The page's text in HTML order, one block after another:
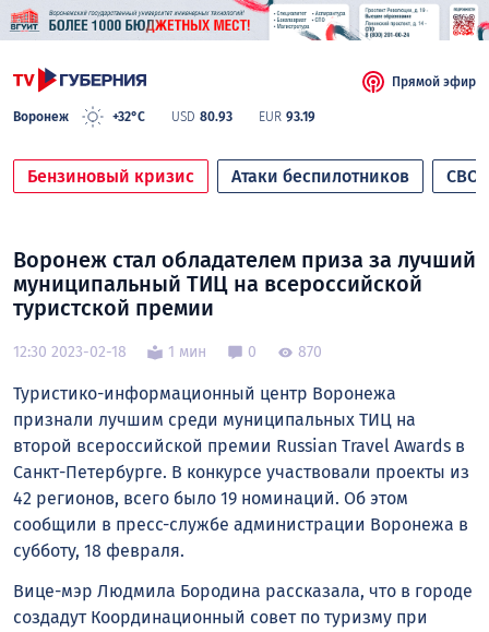
Воронеж +32°C USD 80.93 EUR 93.19
Прямой эфир
Бензиновый кризис Атаки беспилотников СВО
Воронеж стал обладателем приза за лучший
муниципальный ТИЦ на всероссийской
туристской премии
12:30 2023-02-18 1 мин 0 870
Туристико-информационный центр Воронежа
признали лучшим среди муниципальных ТИЦ на
второй всероссийской премии Russian Travel Awards в
Санкт-Петербурге. В конкурсе участвовали проекты из
42 регионов, всего было 19 номинаций. Об этом
сообщили в пресс-службе администрации Воронежа в
субботу, 18 февраля.
Вице-мэр Людмила Бородина рассказала, что в городе
создадут Координационный совет по туризму при